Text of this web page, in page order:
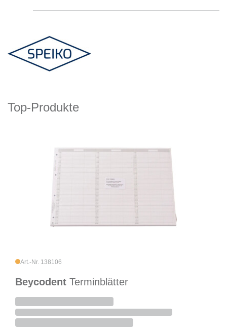
Top-Produkte
Art.-Nr. 138106
Beycodent Terminblätter